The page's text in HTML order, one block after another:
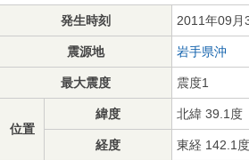
発生時刻 2011年09月
震源地 岩手県沖
最大震度 震度1
位置
緯度 北緯 39.1度
経度 東経 142.1度